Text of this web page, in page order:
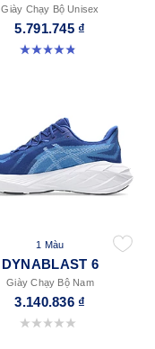
Giày Chạy Bộ Unisex
5.791.745 ₫
4.8 trong số 5 sao. 422 đánh giá
1 Màu
DYNABLAST 6
Giày Chạy Bộ Nam
3.140.836 ₫
0.0 trong số 5 sao.